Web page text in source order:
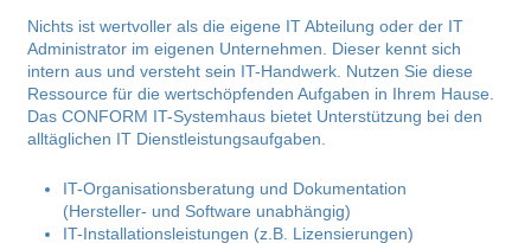
Nichts ist wertvoller als die eigene IT Abteilung oder der IT
Administrator im eigenen Unternehmen. Dieser kennt sich
intern aus und versteht sein IT-Handwerk. Nutzen Sie diese
Ressource für die wertschöpfenden Aufgaben in Ihrem Hause.
Das CONFORM IT-Systemhaus bietet Unterstützung bei den
alltäglichen IT Dienstleistungsaufgaben.
IT-Organisationsberatung und Dokumentation
(Hersteller- und Software unabhängig)
IT-Installationsleistungen (z.B. Lizensierungen)